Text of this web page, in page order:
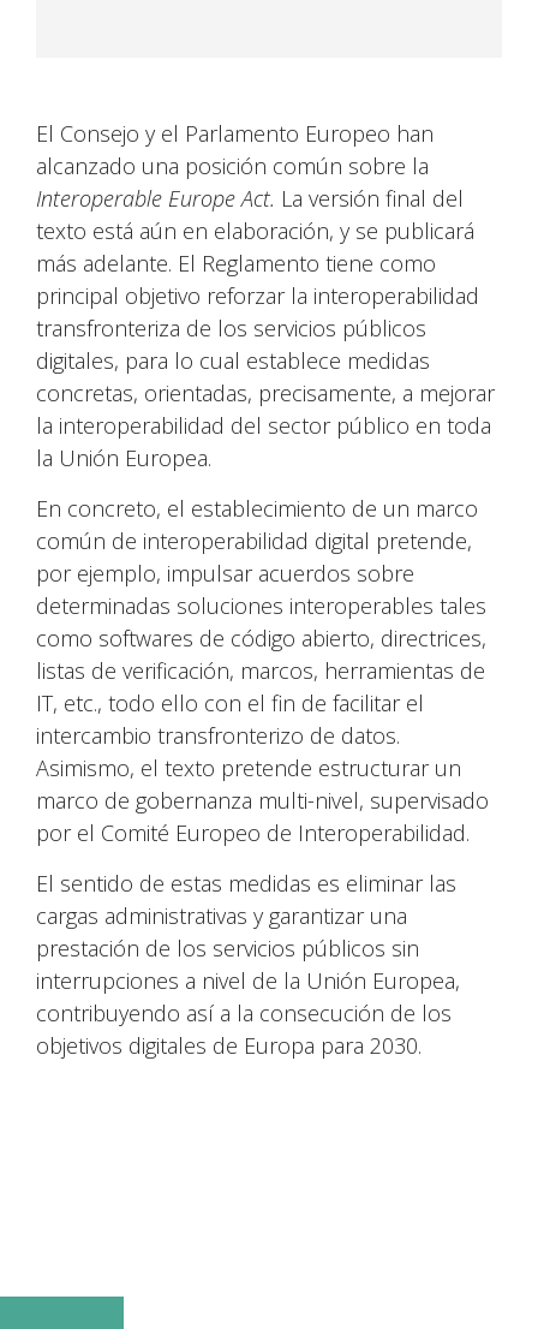
El Consejo y el Parlamento Europeo han
alcanzado una posición común sobre la
Interoperable Europe Act. La versión final del
texto está aún en elaboración, y se publicará
más adelante. El Reglamento tiene como
principal objetivo reforzar la interoperabilidad
transfronteriza de los servicios públicos
digitales, para lo cual establece medidas
concretas, orientadas, precisamente, a mejorar
la interoperabilidad del sector público en toda
la Unión Europea.
En concreto, el establecimiento de un marco
común de interoperabilidad digital pretende,
por ejemplo, impulsar acuerdos sobre
determinadas soluciones interoperables tales
como softwares de código abierto, directrices,
listas de verificación, marcos, herramientas de
IT, etc., todo ello con el fin de facilitar el
intercambio transfronterizo de datos.
Asimismo, el texto pretende estructurar un
marco de gobernanza multi-nivel, supervisado
por el Comité Europeo de Interoperabilidad.
El sentido de estas medidas es eliminar las
cargas administrativas y garantizar una
prestación de los servicios públicos sin
interrupciones a nivel de la Unión Europea,
contribuyendo así a la consecución de los
objetivos digitales de Europa para 2030.